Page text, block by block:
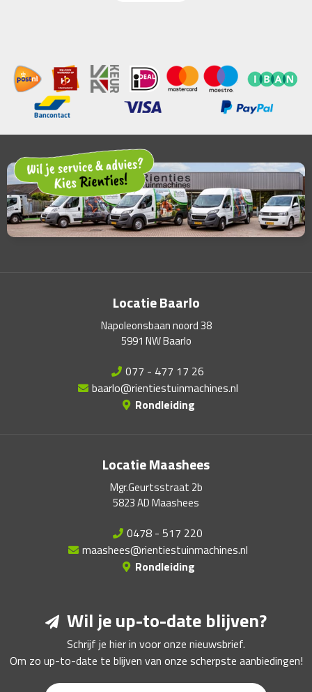
Locatie Baarlo
Napoleonsbaan noord 38
5991 NW Baarlo
077 - 477 17 26
baarlo@rientiestuinmachines.nl
Rondleiding
Locatie Maashees
Mgr.Geurtsstraat 2b
5823 AD Maashees
0478 - 517 220
maashees@rientiestuinmachines.nl
Rondleiding
Wil je up-to-date blijven?
Schrijf je hier in voor onze nieuwsbrief.
Om zo up-to-date te blijven van onze scherpste aanbiedingen!